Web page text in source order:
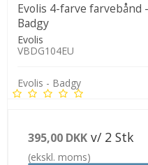
Evolis 4-farve
Badgy
Evolis
VBDG104EU
Evolis - Badgy
395,00 DKK v/ 2 Stk
(ekskl. moms)